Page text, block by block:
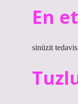
En
sinüzit